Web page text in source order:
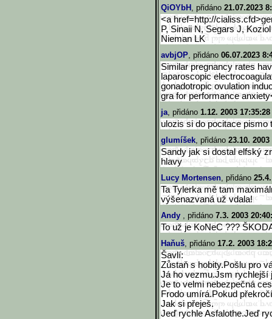
QiOYbH , přidáno 21.07.2023
<a href=http://
P, Sinaii N, Segars J,
Nieman LK
avbjOP, přidáno 06.07.2023
Similar pregnancy rates
laparoscopic
gonadotropic ovulation
gra for performance
ja, přidáno 1.12. 2003 17:35:28
ulozis si do pocitace pismo
glumíšek, přidáno 23.10. 2003
Sandy jak si dostal elfský
hlavy
Lucy Mortensen, přidáno
Ta Tylerka mě tam
výšenazvaná už vdala!
Andy , přidáno 7.3. 2003
To už je KoNeC ???
Haňuš, přidáno 17.2. 2003
Šavlí:
Zůstaň s hobity.Pošlu pro
Já ho vezmu.Jsm rychlejší
Je to velmi nebezpečná
Frodo umírá.Pokud
Jak si přeješ.
Jeď rychle Asfalothe.Jeď